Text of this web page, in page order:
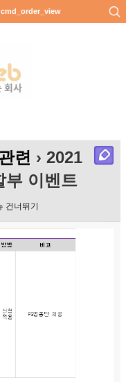
cmd_order_view
련 › 2021
부 이벤트
건너뛰기